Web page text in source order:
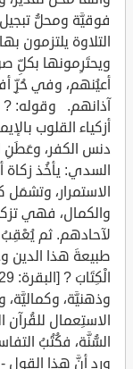
فوقيَّة ومحلُّ
التلاوة يلتزمون
ويحتَرِمونها بكلِّ
أعيُنهم، وفي حُرِّ
أزكياء القلوب
دنس الكفر، وعَطَنِ
السدي: يأخُذ زكاة
الاستمرار، وتشمَل
والكمال، فهي
لآحادهم. ثم يُعْقِبُ
طبيعةَ هذا الدين
وذهنيَّة،
الاستِعمال
السُّنَّة، فكُتُبُ
ورد أنَّ هذا القول